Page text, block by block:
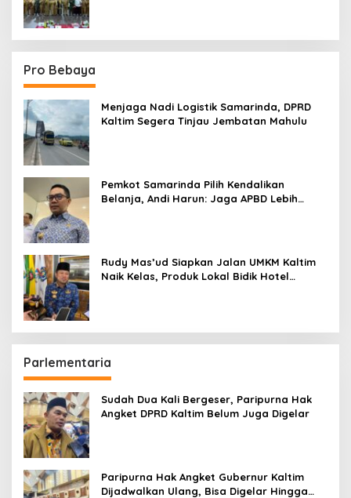
Pro Bebaya
Menjaga Nadi Logistik Samarinda, DPRD
Kaltim Segera Tinjau Jembatan Mahulu
Pemkot Samarinda Pilih Kendalikan
Belanja, Andi Harun: Jaga APBD Lebih
Rudy Mas’ud Siapkan Jalan UMKM Kaltim
Naik Kelas, Produk Lokal Bidik Hotel
Parlementaria
Sudah Dua Kali Bergeser, Paripurna Hak
Angket DPRD Kaltim Belum Juga Digelar
Paripurna Hak Angket Gubernur Kaltim
Dijadwalkan Ulang, Bisa Digelar Hingga